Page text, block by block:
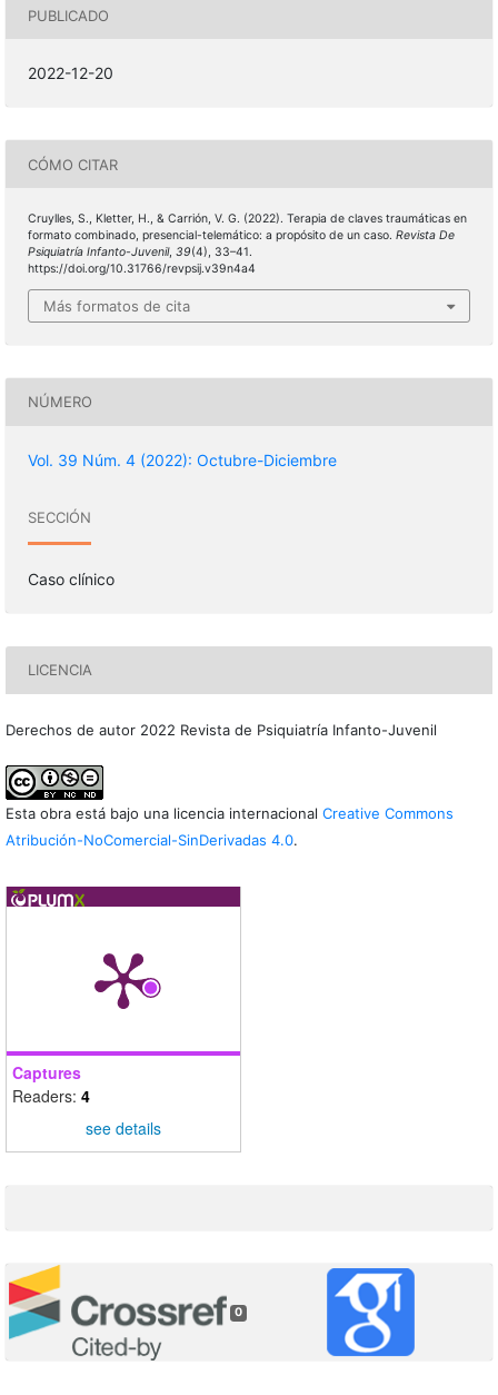
PUBLICADO
2022-12-20
CÓMO CITAR
Cruylles, S., Kletter, H., & Carrión, V. G. (2022). Terapia de claves traumáticas en
formato combinado, presencial-telemático: a propósito de un caso. Revista De
Psiquiatría Infanto-Juvenil, 39(4), 33–41.
https://doi.org/10.31766/revpsij.v39n4a4
Más formatos de cita
NÚMERO
Vol. 39 Núm. 4 (2022): Octubre-Diciembre
SECCIÓN
Caso clínico
LICENCIA
Derechos de autor 2022 Revista de Psiquiatría Infanto-Juvenil
Esta obra está bajo una licencia internacional Creative Commons
Atribución-NoComercial-SinDerivadas 4.0.
Captures
Readers: 4
see details
0